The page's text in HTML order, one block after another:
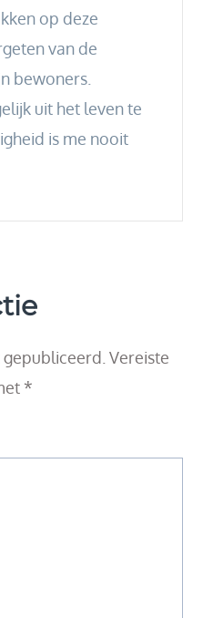
op deze
van de
bewoners.
uit het leven te
is me nooit
Vereiste
*